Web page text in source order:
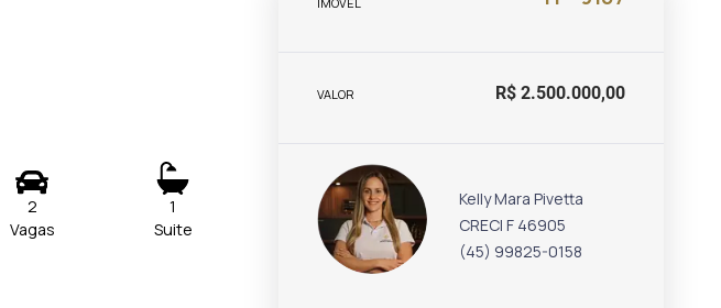
2
Vagas
1
Suite
VALOR R$ 2.500.000,00
Kelly Mara Pivetta
CRECI F 46905
(45) 99825-0158